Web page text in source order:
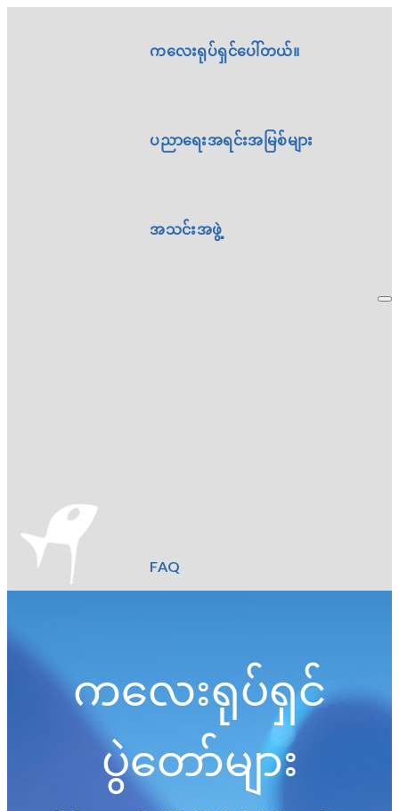
ကလေးရုပ်ရှင်ပေါ်တယ်။
ပညာရေးအရင်းအမြစ်များ
အသင်းအဖွဲ့
FAQ
ကလေးရုပ်ရှင်
ပွဲတော်များ